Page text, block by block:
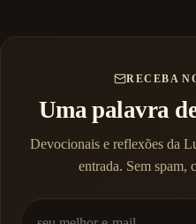
RECEBA
Uma palavra
Devocionais e reflexões da
entrada. Sem spam,